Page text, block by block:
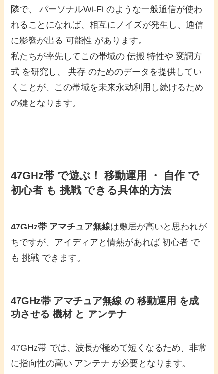
隣で、 パーソナルWi-Fi のような一般通信が使わ
れることになれば、相互にノイズが発生し、通信
に影響が出る 可能性 があります。
私たちが率先してこの帯域の 伝搬 特性や 変調方
式 を研究し、 共存 のためのデータを提供してい
くことが、この帯域を未来永劫利用し続けるため
の鍵となります。
47GHz帯 で遊ぶ！ 移動運用 ・ 自作 で
初心者 も 挑戦 できる具体的方法
47GHz帯 アマチュア無線は敷居が高いと思われが
ちですが、アイディアと情熱があれば 初心者 で
も 挑戦 できます。
47GHz帯 アマチュア無線 の 移動運用 を成
功させる 機材 と アンテナ
47GHz帯 では、波長が極めて短くなるため、非常
に指向性の高い アンテナ が必要となります。